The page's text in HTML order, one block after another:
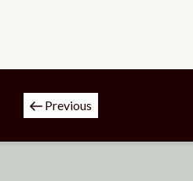
投
稿
ナ
Previous